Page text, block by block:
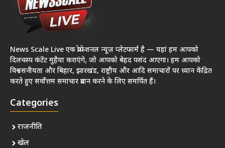
News Scale Live एक प्रोफेशनल न्यूज़ प्लेटफार्म है — यहां हम आपको
दिलचस्प कंटेंट मुहैया कराएंगे, जो आपको बेहद पसंद आएगा। हम आपको
विश्वसनीयता और बिहार, झारखंड, राष्ट्रीय और आदि समाचारों पर ध्यान केंद्रित
करते हुए सर्वोत्तम समाचार प्रदान करने के लिए समर्पित हैं।
Categories
राजनीति
खेल